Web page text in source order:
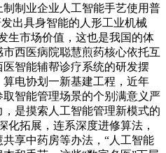
制业企业人工智能手艺使用普
出具身智能的人形工业机械
生市场价值，这也是我国的体
西医病院聪慧煎药核心依托互
智能辅帮诊疗系统的研发摆
电协划一新基建工程，近年
智能管理场景的个别满意义严
是摸索人工智能管理新模式的
化拓展，连系深度进修算法，
享中药房等办法，“人工智能